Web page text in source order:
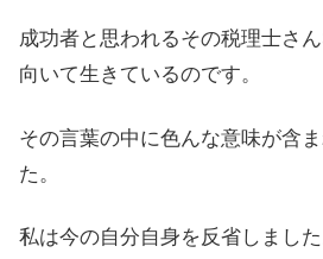
成功者と思われるその税理士さ
向いて生きているのです。
その言葉の中に色んな意味が含
た。
私は今の自分自身を反省しました